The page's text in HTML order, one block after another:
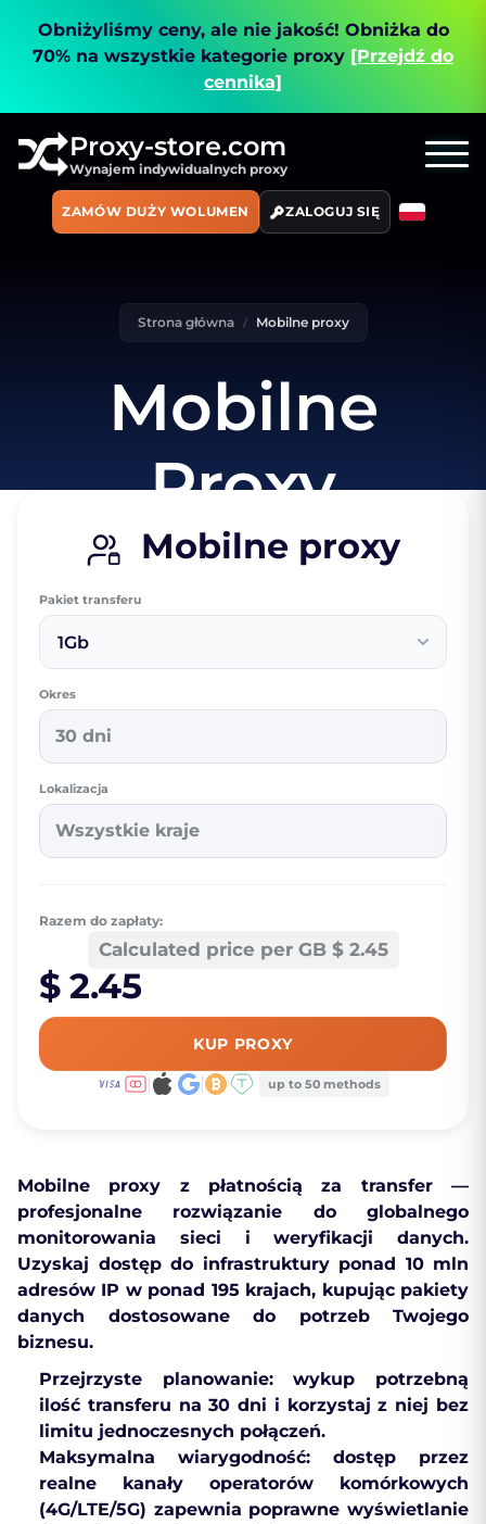
Obniżyliśmy ceny, ale nie jakość! Obniżka do
70% na wszystkie kategorie proxy [Przejdź do
cennika]
Proxy-store.com
Wynajem indywidualnych proxy
ZAMÓW DUŻY WOLUMEN ZALOGUJ SIĘ
Strona główna Mobilne proxy
Mobilne
Proxy
Mobilne proxy
Pakiet transferu
1Gb
Okres
30 dni
Lokalizacja
Wszystkie kraje
Razem do zapłaty:
Calculated price per GB $ 2.45
$ 2.45
KUP PROXY
up to 50 methods
Mobilne proxy z płatnością za transfer—
profesjonalne rozwiązanie do globalnego
monitorowania sieci i weryfikacji danych.
Uzyskaj dostęp do infrastruktury ponad 10 mln
adresów IP w ponad 195 krajach, kupując pakiety
danych dostosowane do potrzeb Twojego
biznesu.
Przejrzyste planowanie:wykup potrzebną
ilość transferu na 30 dni i korzystaj z niej bez
limitu jednoczesnych połączeń.
Maksymalna wiarygodność: dostęp przez
realne kanały operatorów komórkowych
(4G/LTE/5G) zapewnia poprawne wyświetlanie